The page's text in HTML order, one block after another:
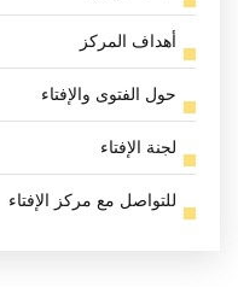
أهداف المركز
حول الفتوى والإفتاء
لجنة الإفتاء
للتواصل مع مركز الإفتاء